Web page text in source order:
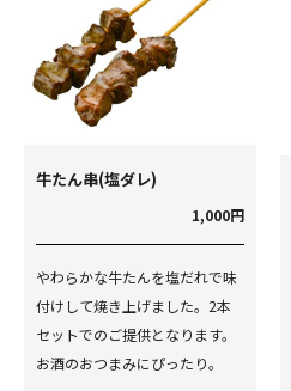
牛たん串(塩ダレ)
1,000円
やわらかな牛たんを塩だれで味
付けして焼き上げました。2本
セットでのご提供となります。
お酒のおつまみにぴったり。